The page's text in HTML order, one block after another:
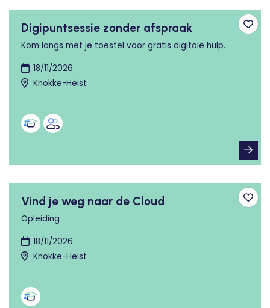
Digipuntsessie zonder afspraak
Kom langs met je toestel voor gratis digitale hulp.
18/11/2026
Knokke-Heist
Vind je weg naar de Cloud
Opleiding
18/11/2026
Knokke-Heist